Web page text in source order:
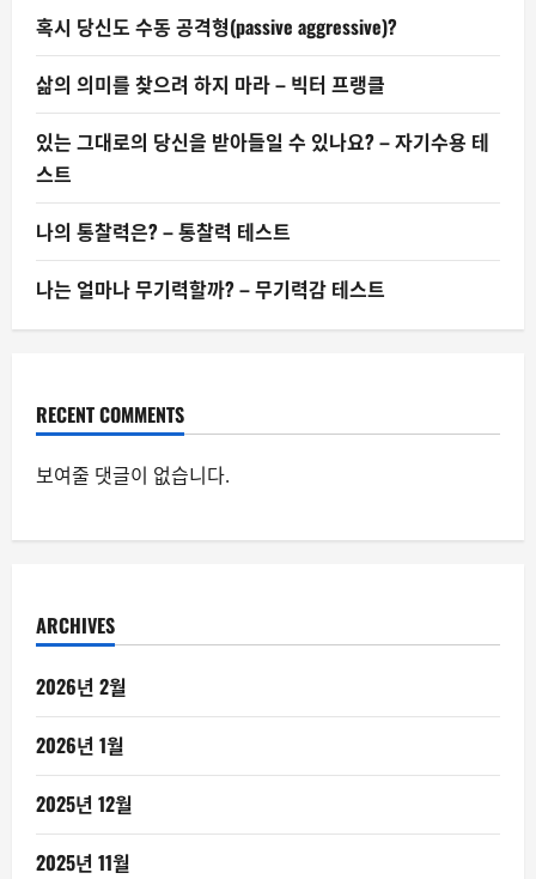
혹시 당신도 수동 공격형(passive aggressive)?
삶의 의미를 찾으려 하지 마라 – 빅터 프랭클
있는 그대로의 당신을 받아들일 수 있나요? – 자기수용 테
스트
나의 통찰력은? – 통찰력 테스트
나는 얼마나 무기력할까? – 무기력감 테스트
RECENT COMMENTS
보여줄 댓글이 없습니다.
ARCHIVES
2026년 2월
2026년 1월
2025년 12월
2025년 11월